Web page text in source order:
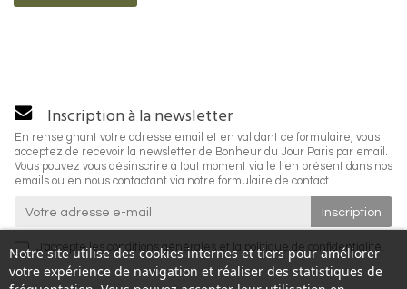
Notre site utilise des cookies internes et tiers pour améliorer
votre expérience de navigation et réaliser des statistiques de
Inscription à la newsletter
En renseignant votre adresse email et en validant ce formulaire, vous
acceptez de recevoir la newsletter de Bonheur du Jour Paris par email.
Vous pouvez vous désinscrire à tout moment via le lien présent dans nos
emails ou en nous contactant via notre formulaire de contact.
J'accepte les conditions générales et la politique de confidentialité.